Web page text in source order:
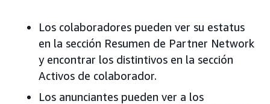
Los colaboradores pueden ver su estatus
en la sección Resumen de Partner Network
y encontrar los distintivos en la sección
Activos de colaborador.
Los anunciantes pueden ver a los